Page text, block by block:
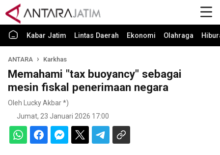
Kabar Jatim Lintas Daerah Ekonomi Olahraga
ANTARA Karkhas
Memahami "tax buoyancy" sebagai
mesin fiskal penerimaan negara
Oleh Lucky Akbar *)
Jumat, 23 Januari 2026 17:00